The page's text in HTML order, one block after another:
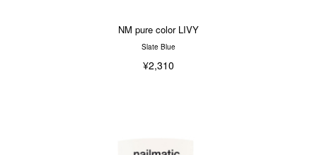
NM pure color LIVY
Slate Blue
¥2,310